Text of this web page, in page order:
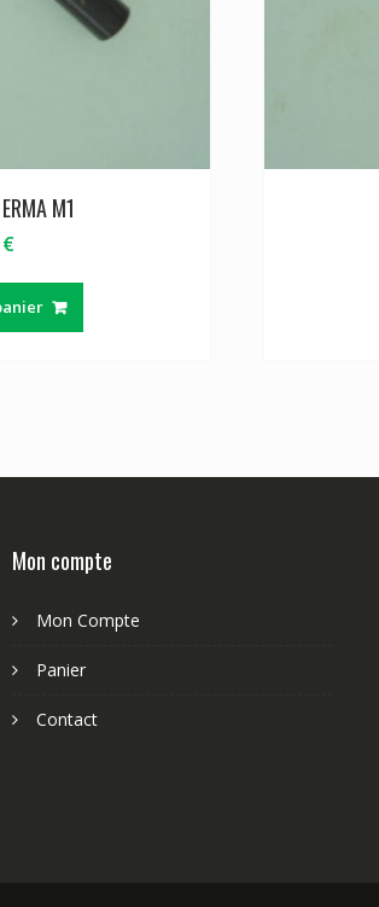
M1
€
Mon compte
Mon Compte
Panier
Contact